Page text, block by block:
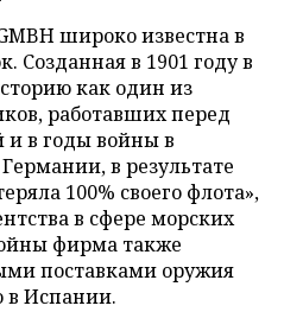
широко известна в
Созданная в 1901 году в
как один из
работавших перед
и в годы войны в
в результате
100% своего флота»,
в сфере морских
фирма также
поставками оружия
в Испании.